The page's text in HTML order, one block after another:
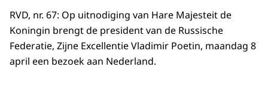
RVD, nr. 67: Op uitnodiging van Hare Majesteit de
Koningin brengt de president van de Russische
Federatie, Zijne Excellentie Vladimir Poetin, maandag 8
april een bezoek aan Nederland.